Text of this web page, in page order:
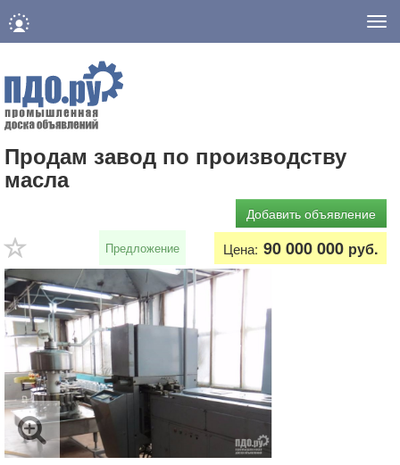
Продам завод по производству
масла
Добавить объявление
Предложение Цена: 90 000 000 руб.